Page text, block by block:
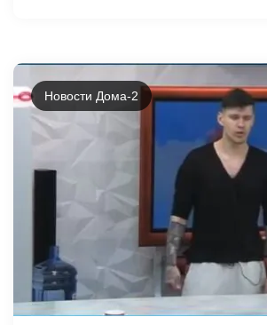
Новости Дома-2